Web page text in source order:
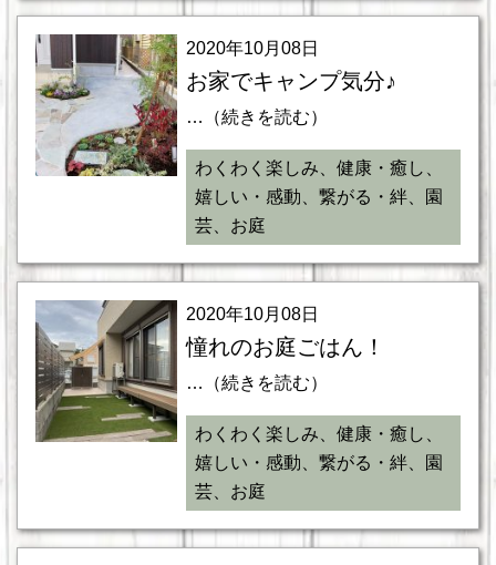
2020年10月08日
お家でキャンプ気分♪
…（続きを読む）
わくわく楽しみ、健康・癒し、
嬉しい・感動、繋がる・絆、園
芸、お庭
2020年10月08日
憧れのお庭ごはん！
…（続きを読む）
わくわく楽しみ、健康・癒し、
嬉しい・感動、繋がる・絆、園
芸、お庭